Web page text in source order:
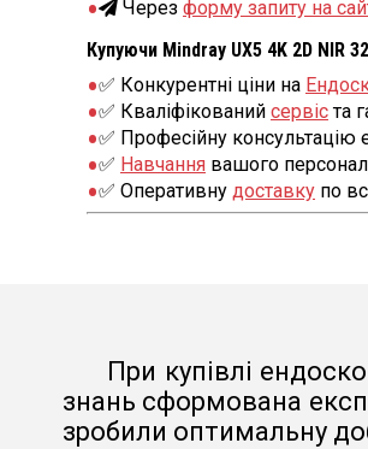
Через форму запиту на
Купуючи Mindray UX5 4K 2D NIR
✅ Конкурентні ціни на
✅ Кваліфікований сервіста
✅ Професійну консультацію
✅ Навчання вашого
✅ Оперативну доставку по
При купівлі
знань сформована
зробили оптимальну